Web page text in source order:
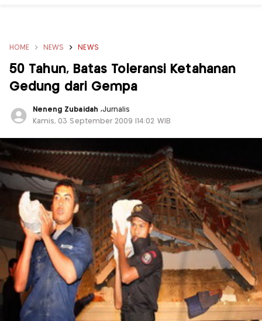
HOME NEWS NEWS
50 Tahun, Batas Toleransi Ketahanan
Gedung dari Gempa
Neneng Zubaidah ,Jurnalis
Kamis, 03 September 2009 |14:02 WIB